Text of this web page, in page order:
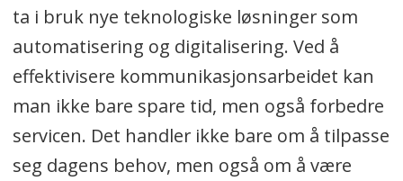
ta i bruk nye teknologiske løsninger som
automatisering og digitalisering. Ved å
effektivisere kommunikasjonsarbeidet kan
man ikke bare spare tid, men også forbedre
servicen. Det handler ikke bare om å tilpasse
seg dagens behov, men også om å være